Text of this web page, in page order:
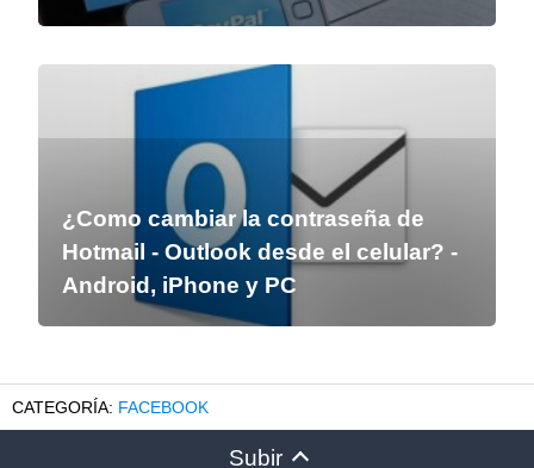
¿Como cambiar la contraseña de
Hotmail - Outlook desde el celular? -
Android, iPhone y PC
FACEBOOK
Subir